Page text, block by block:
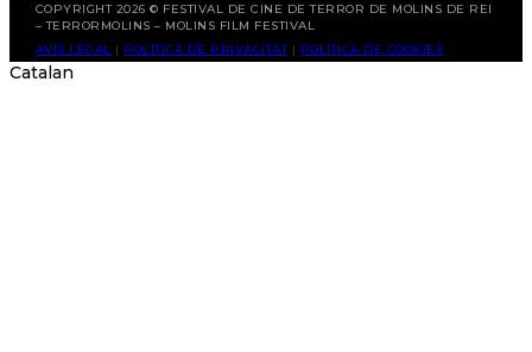
COPYRIGHT 2026 © FESTIVAL DE CINE DE TERROR DE MOLINS DE REI
– TERRORMOLINS – MOLINS FILM FESTIVAL
AVÍS LEGAL | POLÍTICA DE PRIVACITAT| POLÍTICA DE COOKIES
Catalan